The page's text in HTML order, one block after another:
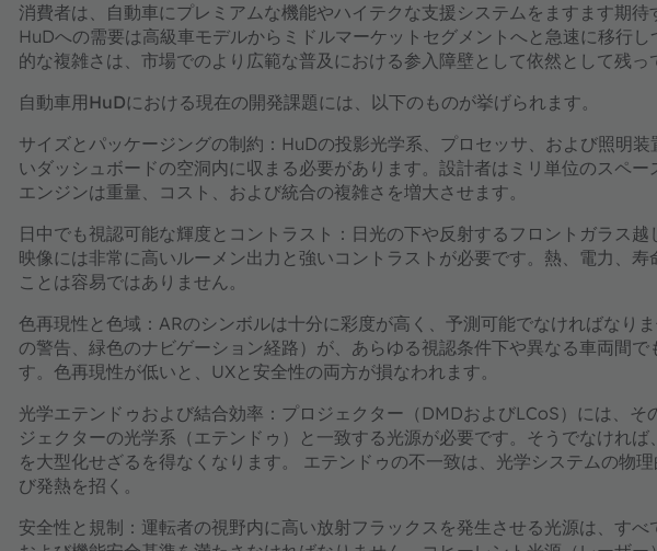
消費者は、自動車にプレミアムな機能やハイテクな支援システムをますます期待
HuDへの需要は高級車モデルからミドルマーケットセグメントへと急速に移行
的な複雑さは、市場でのより広範な普及における参入障壁として依然として残っ
自動車用HuDにおける現在の開発課題には、以下のものが挙げられます。
サイズとパッケージングの制約： HuDの投影光学系、プロセッサ、および照明
いダッシュボードの空洞内に収まる必要があります。設計者はミリ単位のスペ
エンジンは重量、コスト、および統合の複雑さを増大させます。
日中でも視認可能な輝度とコントラスト： 日光の下や反射するフロントガラス
映像には非常に高いルーメン出力と強いコントラストが必要です。熱、電力、
ことは容易ではありません。
色再現性と色域： ARのシンボルは十分に彩度が高く、予測可能でなければなり
の警告、緑色のナビゲーション経路）が、あらゆる視認条件下や異なる車両間で
す。色再現性が低いと、UXと安全性の両方が損なわれます。
光学エテンドゥおよび結合効率： プロジェクター（DMDおよびLCoS）には、そ
ジェクターの光学系（エテンドゥ）と一致する光源が必要です。そうでなけれ
を大型化せざるを得なくなります。 エテンドゥの不一致は、光学システムの物
び発熱を招く。
安全性と規制： 運転者の視野内に高い放射フラックスを発生させる光源は、すべ